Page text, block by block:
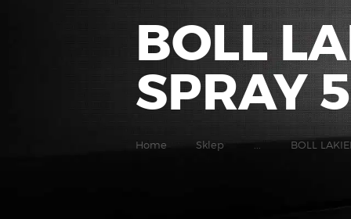
BOLL
SPRAY
Home Sklep ... BOLL